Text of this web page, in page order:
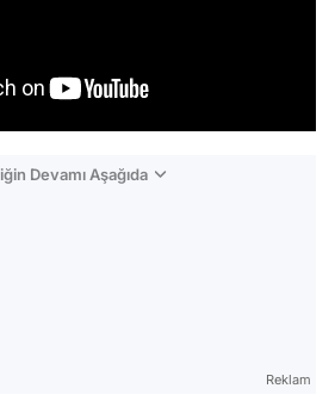
Devamı Aşağıda
Reklam